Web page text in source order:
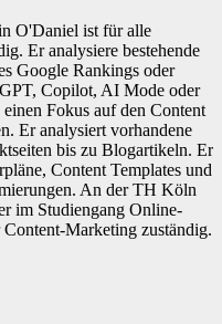
O'Daniel ist für alle
Er analysiere bestehende
Google Rankings oder
Copilot, AI Mode oder
Fokus auf den Content
Er analysiert vorhandene
bis zu Blogartikeln. Er
Content Templates und
An der TH Köln
im Studiengang Online-
Marketing zuständig.